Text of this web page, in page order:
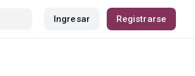
Ingresar Registrarse